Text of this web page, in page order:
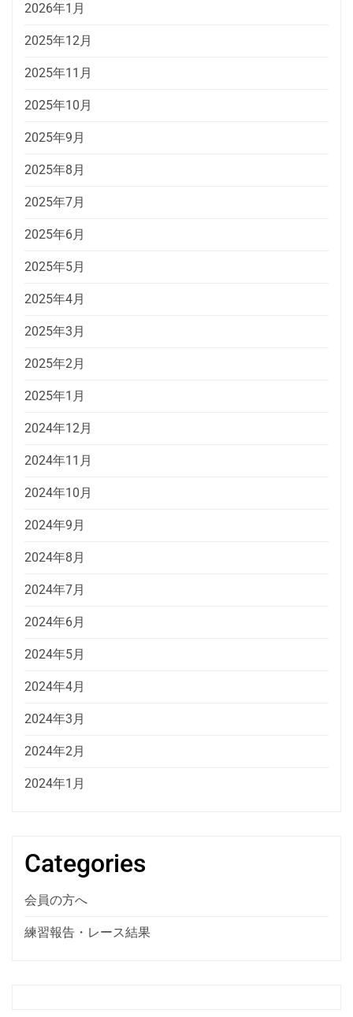
2026年1月
2025年12月
2025年11月
2025年10月
2025年9月
2025年8月
2025年7月
2025年6月
2025年5月
2025年4月
2025年3月
2025年2月
2025年1月
2024年12月
2024年11月
2024年10月
2024年9月
2024年8月
2024年7月
2024年6月
2024年5月
2024年4月
2024年3月
2024年2月
2024年1月
Categories
会員の方へ
練習報告・レース結果